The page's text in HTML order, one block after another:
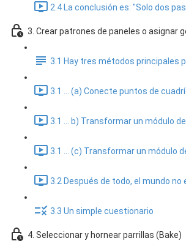
2.4 La conclusión es: "Solo dos
3. Crear patrones de paneles o asignar
3.1 Hay tres métodos principales
3.1 ... (a) Conecte puntos de
3.1 ... b) Transformar un módulo
3.1 ... (c) Transformar un módulo
3.2 Después de todo, el mundo
3.3 Un simple cuestionario
4. Seleccionar y hornear parrillas (Bake)